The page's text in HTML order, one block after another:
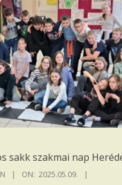
sakk szakmai nap
ON: 2025.05.09.